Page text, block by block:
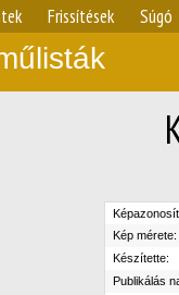
Frissítések Súgó
Kép mérete:
Készítette:
Publikálás